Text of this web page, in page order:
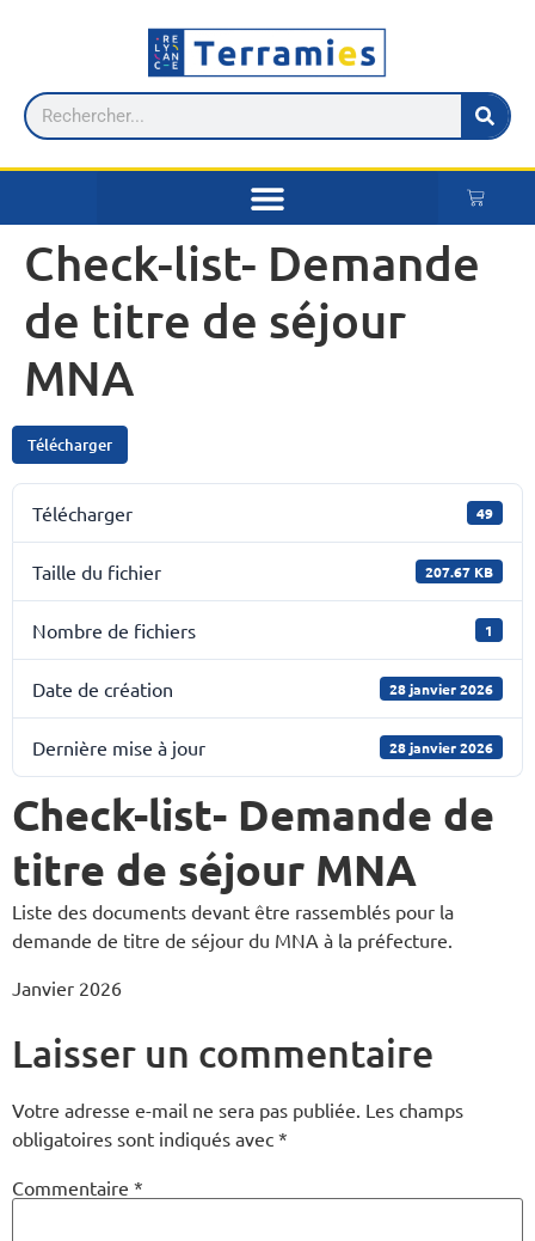
Check-list- Demande
de titre de séjour
MNA
Télécharger
Télécharger 49
Taille du fichier 207.67 KB
Nombre de fichiers 1
Date de création 28 janvier 2026
Dernière mise à jour 28 janvier 2026
Check-list- Demande de
titre de séjour MNA
Liste des documents devant être rassemblés pour la
demande de titre de séjour du MNA à la préfecture.
Janvier 2026
Laisser un commentaire
Votre adresse e-mail ne sera pas publiée. Les champs
obligatoires sont indiqués avec *
Commentaire *